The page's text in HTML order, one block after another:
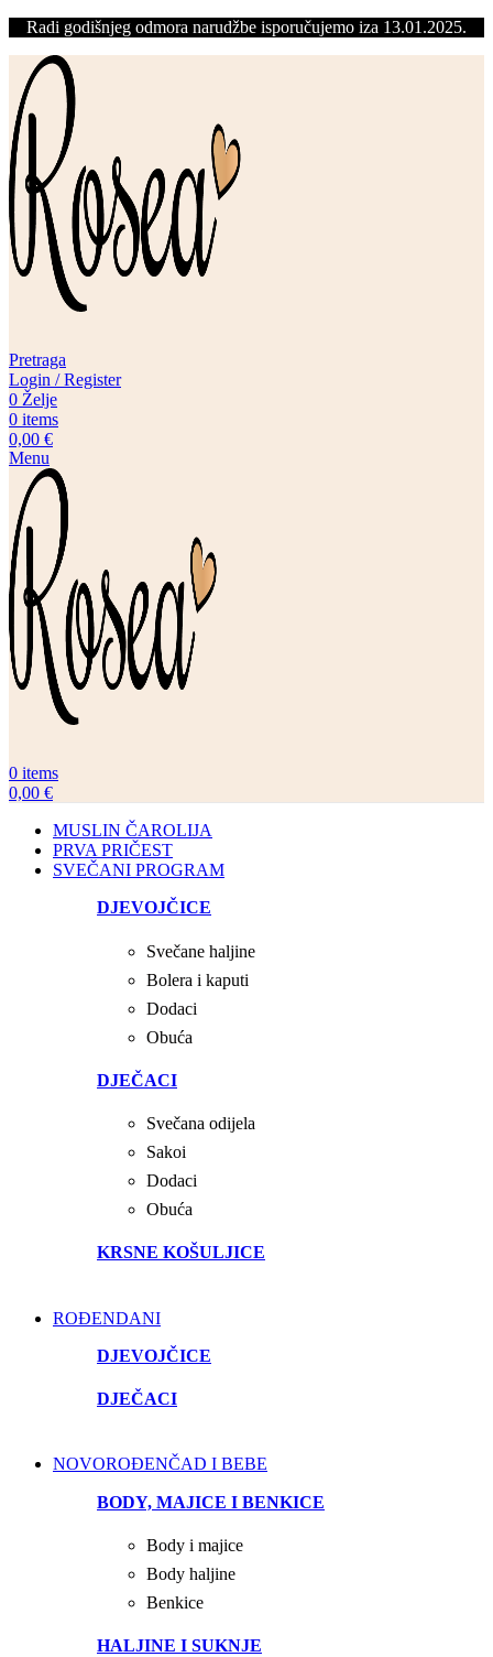
Radi godišnjeg odmora narudžbe isporučujemo iza 13.01.2025.
Pretraga
Login / Register
0 Želje
0 items
0,00 €
Menu
0 items
0,00 €
MUSLIN ČAROLIJA
PRVA PRIČEST
SVEČANI PROGRAM
DJEVOJČICE
Svečane haljine
Bolera i kaputi
Dodaci
Obuća
DJEČACI
Svečana odijela
Sakoi
Dodaci
Obuća
KRSNE KOŠULJICE
ROĐENDANI
DJEVOJČICE
DJEČACI
NOVOROĐENČAD I BEBE
BODY, MAJICE I BENKICE
Body i majice
Body haljine
Benkice
HALJINE I SUKNJE